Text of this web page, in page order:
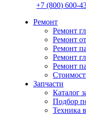
+7 (800) 600-
Ремонт
Ремонт
Ремонт
Ремонт
Ремонт
Ремонт
Запчасти
Каталог
Подбор
Техника